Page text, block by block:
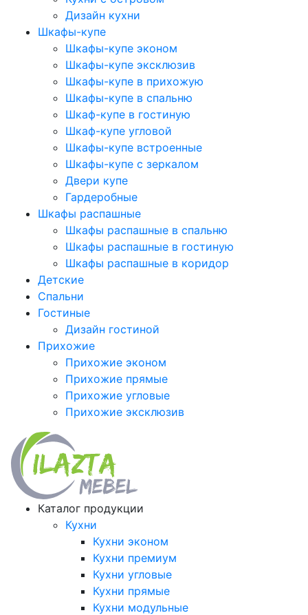
Дизайн кухни
Шкафы-купе
Шкафы-купе эконом
Шкафы-купе эксклюзив
Шкафы-купе в прихожую
Шкафы-купе в спальню
Шкаф-купе в гостиную
Шкаф-купе угловой
Шкафы-купе встроенные
Шкафы-купе с зеркалом
Двери купе
Гардеробные
Шкафы распашные
Шкафы распашные в спальню
Шкафы распашные в гостиную
Шкафы распашные в коридор
Детские
Спальни
Гостиные
Дизайн гостиной
Прихожие
Прихожие эконом
Прихожие прямые
Прихожие угловые
Прихожие эксклюзив
Каталог продукции
Кухни
Кухни эконом
Кухни премиум
Кухни угловые
Кухни прямые
Кухни модульные